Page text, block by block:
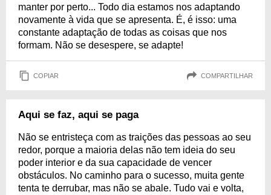
manter por perto... Todo dia estamos nos adaptando
novamente à vida que se apresenta. É, é isso: uma
constante adaptação de todas as coisas que nos
formam. Não se desespere, se adapte!
COPIAR COMPARTILHAR
Aqui se faz, aqui se paga
Não se entristeça com as traições das pessoas ao seu
redor, porque a maioria delas não tem ideia do seu
poder interior e da sua capacidade de vencer
obstáculos. No caminho para o sucesso, muita gente
tenta te derrubar, mas não se abale. Tudo vai e volta,